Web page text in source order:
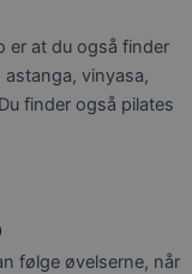
er at du også finder
vinyasa,
finder også pilates
følge øvelserne, når